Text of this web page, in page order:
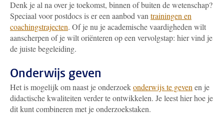
Denk je al na over je toekomst, binnen of buiten de wetenschap?
Speciaal voor postdocs is er een aanbod van trainingen en
coachingstrajecten. Of je nu je academische vaardigheden wilt
aanscherpen of je wilt oriënteren op een vervolgstap: hier vind je
de juiste begeleiding.
Onderwijs geven
Het is mogelijk om naast je onderzoekonderwijs te geven en je
didactische kwaliteiten verder te ontwikkelen. Je leest hier hoe je
dit kunt combineren met je onderzoekstaken.